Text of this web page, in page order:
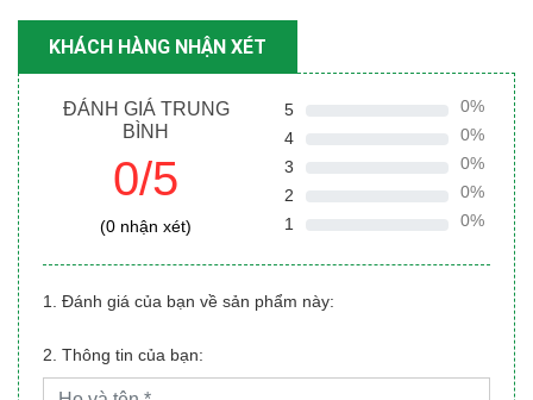
KHÁCH HÀNG NHẬN XÉT
ĐÁNH GIÁ TRUNG
BÌNH
0/5
(0 nhận xét)
5
0%
4
0%
3
0%
2
0%
1
0%
1. Đánh giá của bạn về sản phẩm này:
2. Thông tin của bạn: